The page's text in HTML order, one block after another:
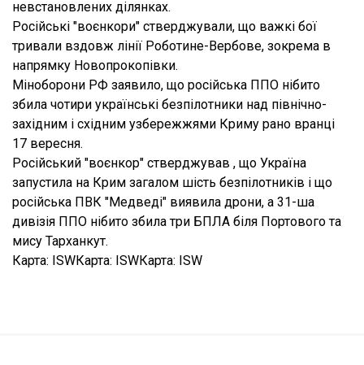
невстановлених ділянках.
Російські "воєнкори" стверджували, що важкі бої
тривали вздовж лінії Роботине-Вербове, зокрема в
напрямку Новопрокопівки.
Міноборони РФ заявило, що російська ППО нібито
збила чотири українські безпілотники над північно-
західним і східним узбережжями Криму рано вранці
17 вересня.
Російський "воєнкор" стверджував , що Україна
запустила на Крим загалом шість безпілотників і що
російська ПВК "Медведі" виявила дрони, а 31-ша
дивізія ППО нібито збила три БПЛА біля Портового та
мису Тарханкут.
Карта: ISWКарта: ISWКарта: ISW